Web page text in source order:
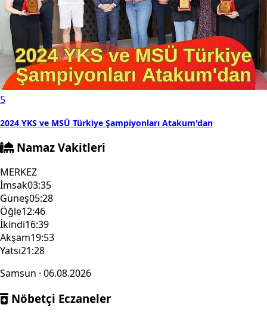
5
2024 YKS ve MSÜ Türkiye Şampiyonları Atakum'dan
Namaz Vakitleri
MERKEZ
İmsak03:35
Güneş05:28
Öğle12:46
İkindi16:39
Akşam19:53
Yatsı21:28
Samsun · 06.08.2026
Nöbetçi Eczaneler